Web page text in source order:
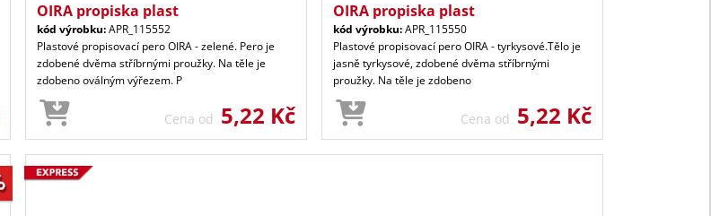
OIRA propiska plast
kód výrobku:APR_115552
Plastové propisovací pero OIRA - zelené. Pero je
zdobené dvěma stříbrnými proužky. Na těle je
zdobeno oválným výřezem. P
Cena od 5,22 Kč
OIRA propiska plast
kód výrobku:APR_115550
Plastové propisovací pero OIRA - tyrkysové.Tělo je
jasně tyrkysové, zdobené dvěma stříbrnými
proužky. Na těle je zdobeno
Cena od 5,22 Kč